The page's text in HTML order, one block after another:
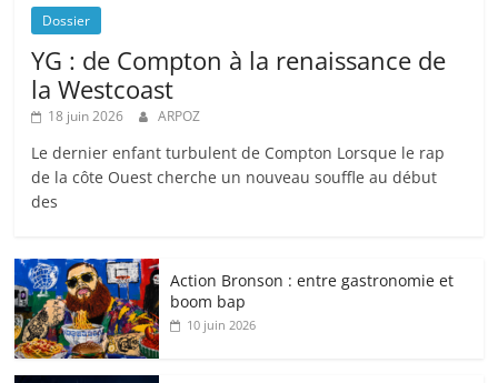
Dossier
YG : de Compton à la renaissance de
la Westcoast
18 juin 2026 ARPOZ
Le dernier enfant turbulent de Compton Lorsque le rap
de la côte Ouest cherche un nouveau souffle au début
des
Action Bronson : entre gastronomie et
boom bap
10 juin 2026